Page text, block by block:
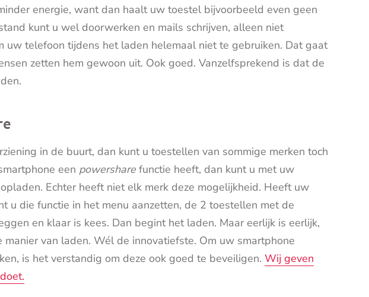
energie, want dan haalt uw toestel bijvoorbeeld even geen
kunt u wel doorwerken en mails schrijven, alleen niet
uw telefoon tijdens het laden helemaal niet te gebruiken. Dat gaat
zetten hem gewoon uit. Ook goed. Vanzelfsprekend is dat de
in de buurt, dan kunt u toestellen van sommige merken toch
een powershare functie heeft, dan kunt u met uw
Echter heeft niet elk merk deze mogelijkheid. Heeft uw
u die functie in het menu aanzetten, de 2 toestellen met de
en klaar is kees. Dan begint het laden. Maar eerlijk is eerlijk,
manier van laden. Wél de innovatiefste. Om uw smartphone
is het verstandig om deze ook goed te beveiligen. Wij geven